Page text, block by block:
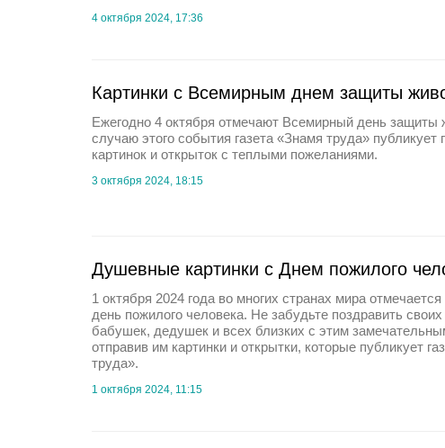
4 октября 2024, 17:36
Картинки с Всемирным днем защиты
Ежегодно 4 октября отмечают Всемирный день защиты
случаю этого события газета «Знамя труда» публикует
картинок и открыток с теплыми пожеланиями.
3 октября 2024, 18:15
Душевные картинки с Днем пожилого
1 октября 2024 года во многих странах мира
день пожилого человека. Не забудьте поздравить
бабушек, дедушек и всех близких с этим
отправив им картинки и открытки, которые публикует
труда».
1 октября 2024, 11:15